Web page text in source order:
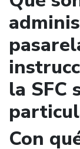
la SFC
Con